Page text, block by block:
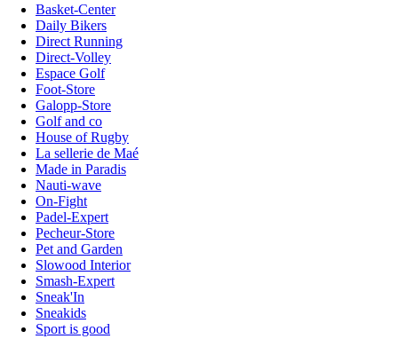
Basket-Center
Daily Bikers
Direct Running
Direct-Volley
Espace Golf
Foot-Store
Galopp-Store
Golf and co
House of Rugby
La sellerie de Maé
Made in Paradis
Nauti-wave
On-Fight
Padel-Expert
Pecheur-Store
Pet and Garden
Slowood Interior
Smash-Expert
Sneak'In
Sneakids
Sport is good